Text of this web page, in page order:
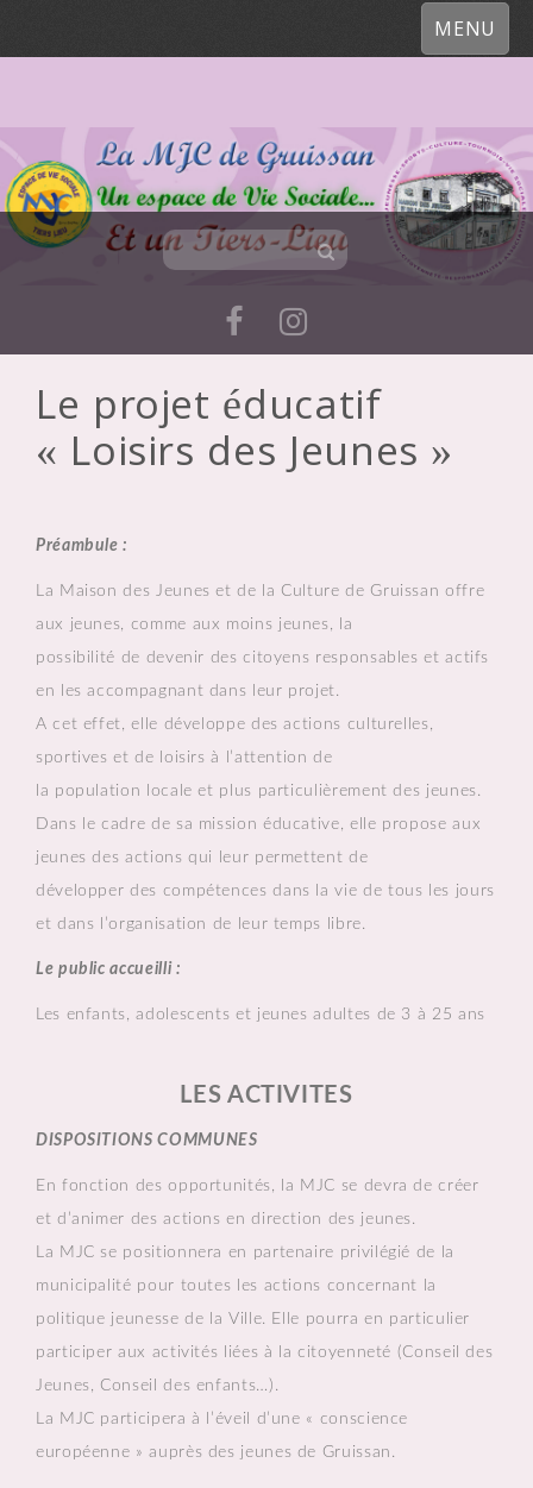
MENU
content
Le projet éducatif
« Loisirs des Jeunes »
Préambule :
La Maison des Jeunes et de la Culture de Gruissan offre
aux jeunes, comme aux moins jeunes, la
possibilité de devenir des citoyens responsables et actifs
en les accompagnant dans leur projet.
A cet effet, elle développe des actions culturelles,
sportives et de loisirs à l’attention de
la population locale et plus particulièrement des jeunes.
Dans le cadre de sa mission éducative, elle propose aux
jeunes des actions qui leur permettent de
développer des compétences dans la vie de tous les jours
et dans l’organisation de leur temps libre.
Le public accueilli :
Les enfants, adolescents et jeunes adultes de 3 à 25 ans
LES ACTIVITES
DISPOSITIONS COMMUNES
En fonction des opportunités, la MJC se devra de créer
et d’animer des actions en direction des jeunes.
La MJC se positionnera en partenaire privilégié de la
municipalité pour toutes les actions concernant la
politique jeunesse de la Ville. Elle pourra en particulier
participer aux activités liées à la citoyenneté (Conseil des
Jeunes, Conseil des enfants…).
La MJC participera à l’éveil d’une « conscience
européenne » auprès des jeunes de Gruissan.